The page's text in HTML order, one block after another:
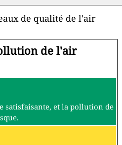
de qualité de l'air
de l'air
satisfaisante, et la pollution de